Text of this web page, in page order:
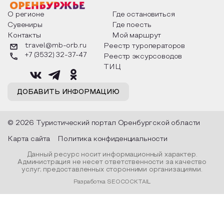
После упразднения крепости в60-х годах ХIХ
века, Елизаветинские ворота перенесли к началу
спуска на реку Урал, где под воздействием
времени и климатических условий они
постепенно разрушались. В 1912 году, решением
Оренбургской городской Думы, ворота были
отремонтированы. Однако затем, в силу
известных обстоятельств революции и смены
последние годы на них вновь обратили внимание.
восстановлены на историческом фундаменте по
сохранившимся историческим эскизам и
О регионе
Где остановиться
Сувениры
Где поесть
Контакты
Мой маршрут
ДОБАВИТЬ ИНФОРМАЦИЮ
travel@mb-orb.ru
+7 (3532) 32-37-47
Реестр туроператоров
Реестр эксурсоводов
ТИЦ
© 2026 Туристический портал Оренбургской области
Карта сайта Политика конфиденциальности
Данный ресурс носит информационный характер.
Администрация не несет ответственности за качество
услуг, предоставленных сторонними организациями.
Разработка SEOCOCKTAIL